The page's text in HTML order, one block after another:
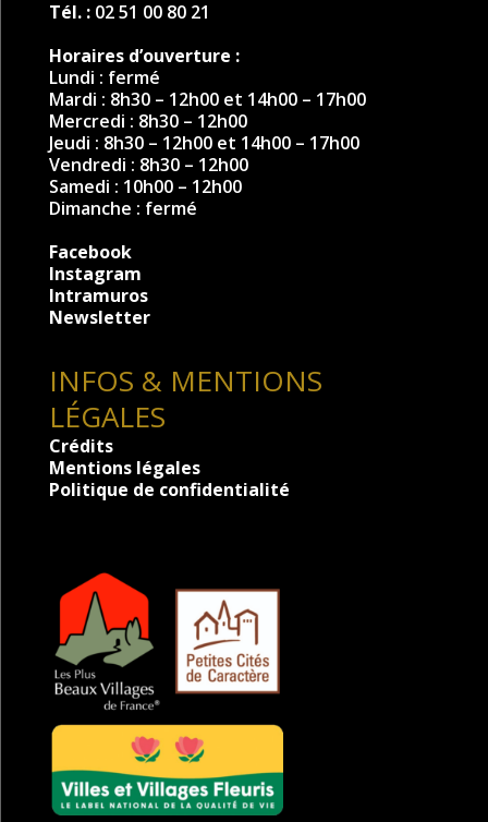
Tél. : 02 51 00 80 21
Horaires d’ouverture :
Lundi : fermé
Mardi : 8h30 – 12h00 et 14h00 – 17h00
Mercredi : 8h30 – 12h00
Jeudi : 8h30 – 12h00 et 14h00 – 17h00
Vendredi : 8h30 – 12h00
Samedi : 10h00 – 12h00
Dimanche : fermé
Facebook
Instagram
Intramuros
Newsletter
INFOS & MENTIONS
LÉGALES
Crédits
Mentions légales
Politique de confidentialité